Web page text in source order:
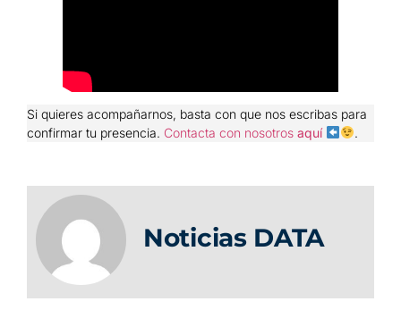
Si quieres acompañarnos, basta con que nos escribas para
confirmar tu presencia. Contacta con nosotros aquí .
Noticias DATA